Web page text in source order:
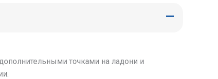
точками на ладони и